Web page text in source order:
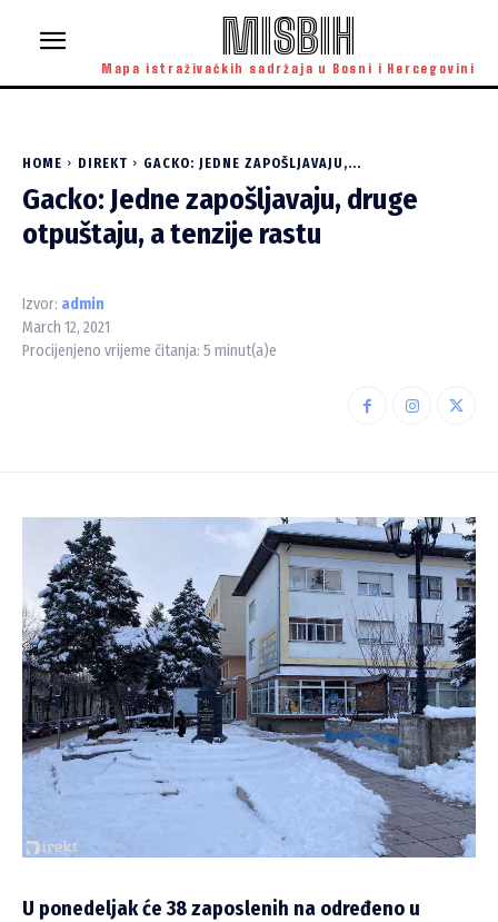
MISBIH
Mapa istraživačkih sadržaja u Bosni i Hercegovini
HOME DIREKT GACKO: JEDNE ZAPOŠLJAVAJU,...
Gacko: Jedne zapošljavaju, druge
otpuštaju, a tenzije rastu
Izvor: admin
March 12, 2021
Procijenjeno vrijeme čitanja: 5 minut(a)e
U ponedeljak će 38 zaposlenih na određeno u